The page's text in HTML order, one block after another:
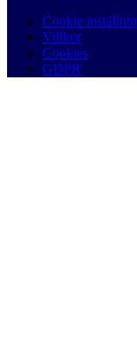
Cookie
Villkor
Cookies
GDPR